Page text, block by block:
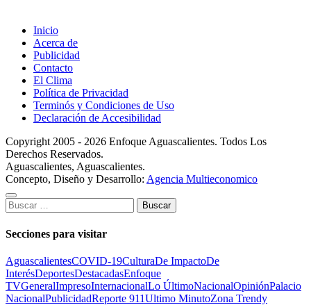
Inicio
Acerca de
Publicidad
Contacto
El Clima
Política de Privacidad
Terminós y Condiciones de Uso
Declaración de Accesibilidad
Copyright 2005 - 2026 Enfoque Aguascalientes. Todos Los
Derechos Reservados.
Aguascalientes, Aguascalientes.
Concepto, Diseño y Desarrollo: Agencia Multieconomico
Buscar:
Secciones para visitar
AguascalientesCOVID-19CulturaDe ImpactoDe
InterésDeportesDestacadasEnfoque
TVGeneralImpresoInternacionalLo ÚltimoNacionalOpiniónPalacio
NacionalPublicidadReporte 911Ultimo MinutoZona Trendy